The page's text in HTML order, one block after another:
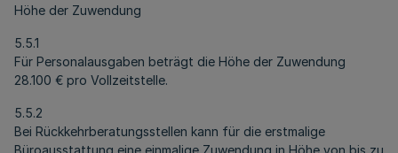
Höhe der Zuwendung
5.5.1
Für Personalausgaben beträgt die Höhe der Zuwendung
28.100 € pro Vollzeitstelle.
5.5.2
Bei Rückkehrberatungsstellen kann für die erstmalige
Büroausstattung eine einmalige Zuwendung in Höhe von bis zu